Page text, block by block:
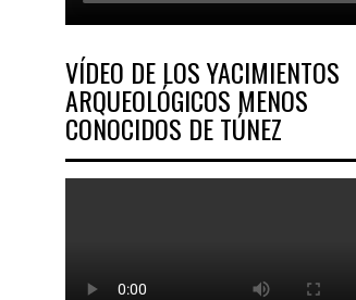
VÍDEO DE LOS YACIMIENTOS
ARQUEOLÓGICOS MENOS
CONOCIDOS DE TÚNEZ